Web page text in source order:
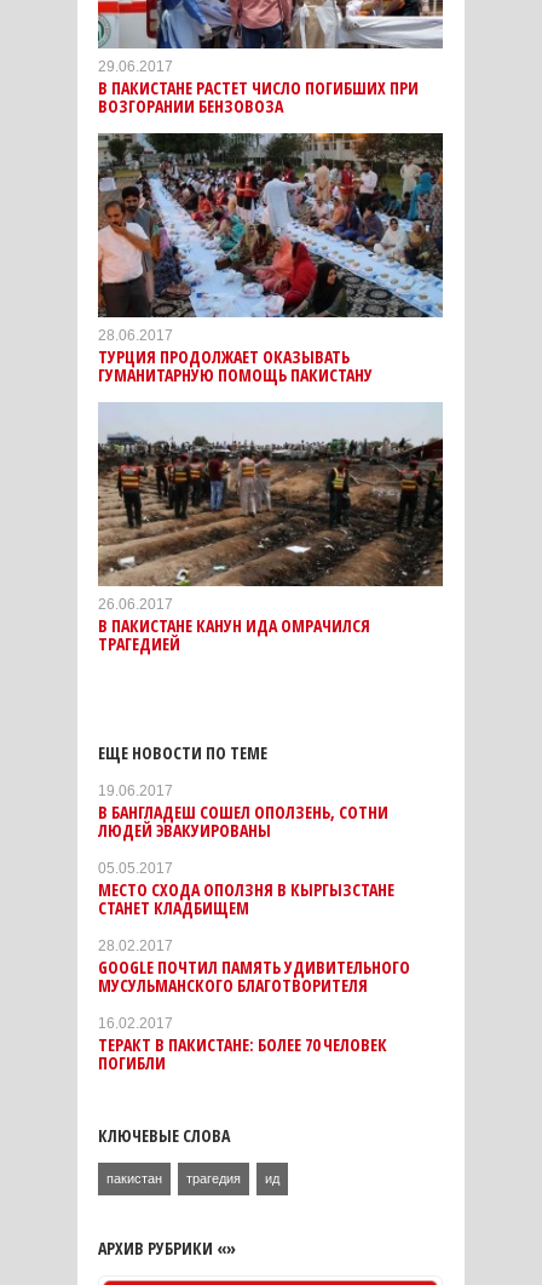
29.06.2017
В ПАКИСТАНЕ РАСТЕТ ЧИСЛО ПОГИБШИХ ПРИ
ВОЗГОРАНИИ БЕНЗОВОЗА
28.06.2017
ТУРЦИЯ ПРОДОЛЖАЕТ ОКАЗЫВАТЬ
ГУМАНИТАРНУЮ ПОМОЩЬ ПАКИСТАНУ
26.06.2017
В ПАКИСТАНЕ КАНУН ИДА ОМРАЧИЛСЯ
ТРАГЕДИЕЙ
ЕЩЕ НОВОСТИ ПО ТЕМЕ
19.06.2017
В БАНГЛАДЕШ СОШЕЛ ОПОЛЗЕНЬ, СОТНИ
ЛЮДЕЙ ЭВАКУИРОВАНЫ
05.05.2017
МЕСТО СХОДА ОПОЛЗНЯ В КЫРГЫЗСТАНЕ
СТАНЕТ КЛАДБИЩЕМ
28.02.2017
GOOGLE ПОЧТИЛ ПАМЯТЬ УДИВИТЕЛЬНОГО
МУСУЛЬМАНСКОГО БЛАГОТВОРИТЕЛЯ
16.02.2017
ТЕРАКТ В ПАКИСТАНЕ: БОЛЕЕ 70 ЧЕЛОВЕК
ПОГИБЛИ
КЛЮЧЕВЫЕ СЛОВА
пакистан трагедия ид
АРХИВ РУБРИКИ «»